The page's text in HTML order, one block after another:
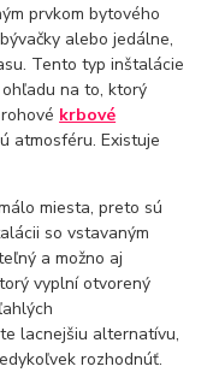
prvkom bytového
alebo jedálne,
Tento typ inštalácie
na to, ktorý
krbové
atmosféru. Existuje
miesta, preto sú
so vstavaným
a možno aj
vyplní otvorený
lacnejšiu alternatívu,
rozhodnúť.